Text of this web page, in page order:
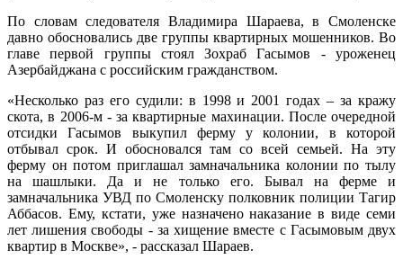
По словам следователя Владимира Шараева, в Смоленске
давно обосновались две группы квартирных мошенников. Во
главе первой группы стоял Зохраб Гасымов - уроженец
Азербайджана с российским гражданством.
«Несколько раз его судили: в 1998 и 2001 годах – за кражу
скота, в 2006-м - за квартирные махинации. После очередной
отсидки Гасымов выкупил ферму у колонии, в которой
отбывал срок. И обосновался там со всей семьей. На эту
ферму он потом приглашал замначальника колонии по тылу
на шашлыки. Да и не только его. Бывал на ферме и
замначальника УВД по Смоленску полковник полиции Тагир
Аббасов. Ему, кстати, уже назначено наказание в виде семи
лет лишения свободы - за хищение вместе с Гасымовым двух
квартир в Москве», - рассказал Шараев.